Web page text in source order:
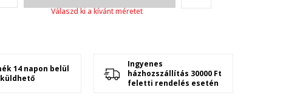
Válaszd ki a kívánt méretet
14 napon belül
Ingyenes
házhozszállítás 30000 Ft
feletti rendelés esetén